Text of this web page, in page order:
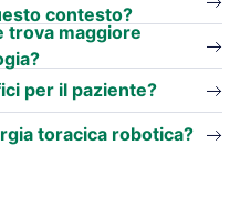
contesto?
trova maggiore
per il paziente?
toracica robotica?